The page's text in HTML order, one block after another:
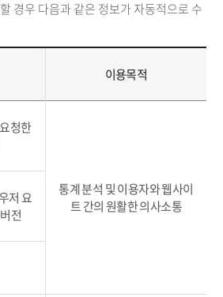
경우 다음과 같은 정보가 자동적으로 수
이용목적
청한
통계 분석 및 이용자와 웹사이
트 간의 원활한 의사소통
저 요
전